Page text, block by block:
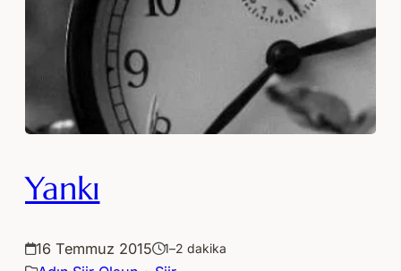
Yankı
16 Temmuz 2015 1–2 dakika